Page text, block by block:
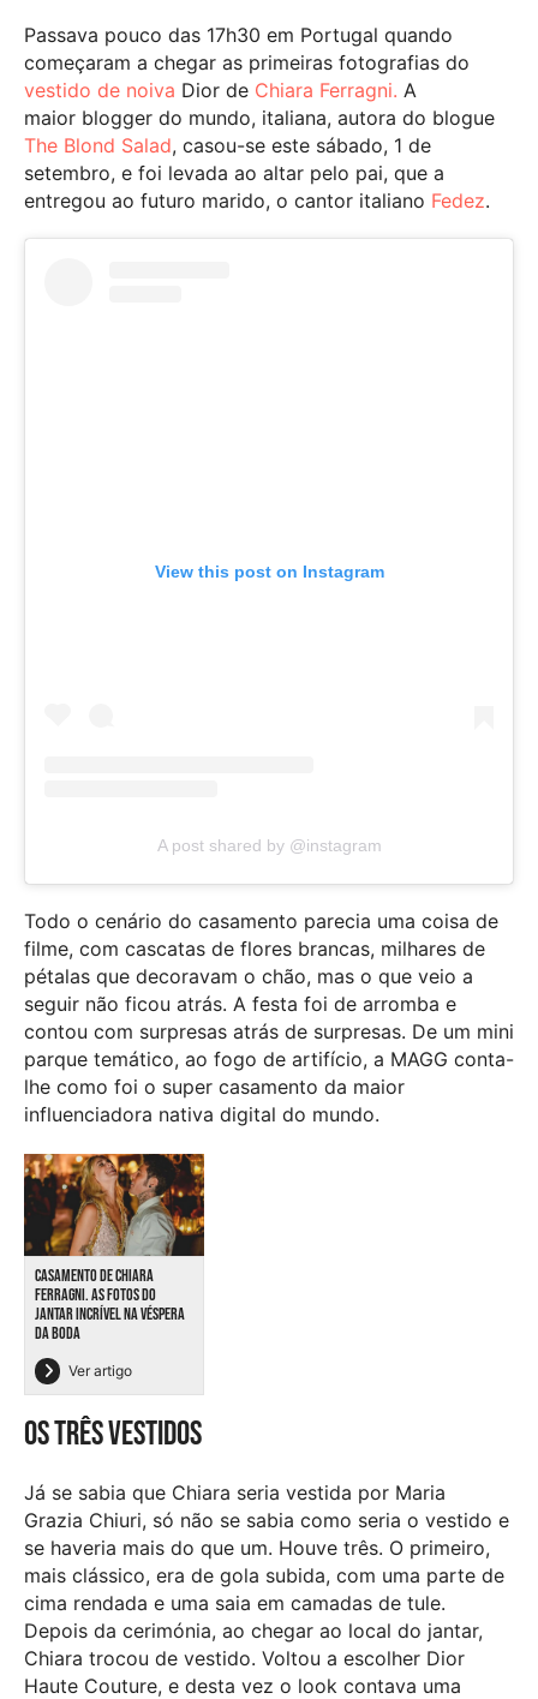
Passava pouco das 17h30 em Portugal quando
começaram a chegar as primeiras fotografias do
vestido de noiva Dior de Chiara Ferragni. A
maior blogger do mundo, italiana, autora do blogue
The Blond Salad, casou-se este sábado, 1 de
setembro, e foi levada ao altar pelo pai, que a
entregou ao futuro marido, o cantor italiano Fedez.
View this post on Instagram
A post shared by @instagram
Todo o cenário do casamento parecia uma coisa de
filme, com cascatas de flores brancas, milhares de
pétalas que decoravam o chão, mas o que veio a
seguir não ficou atrás. A festa foi de arromba e
contou com surpresas atrás de surpresas. De um mini
parque temático, ao fogo de artifício, a MAGG conta-
lhe como foi o super casamento da maior
influenciadora nativa digital do mundo.
CASAMENTO DE CHIARA
FERRAGNI. AS FOTOS DO
JANTAR INCRÍVEL NA VÉSPERA
DA BODA
Ver artigo
Os três vestidos
Já se sabia que Chiara seria vestida por Maria
Grazia Chiuri, só não se sabia como seria o vestido e
se haveria mais do que um. Houve três. O primeiro,
mais clássico, era de gola subida, com uma parte de
cima rendada e uma saia em camadas de tule.
Depois da cerimónia, ao chegar ao local do jantar,
Chiara trocou de vestido. Voltou a escolher Dior
Haute Couture, e desta vez o look contava uma